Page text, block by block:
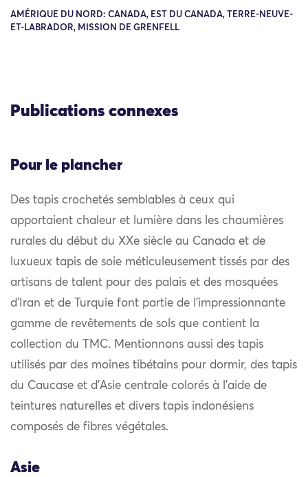
AMÉRIQUE DU NORD: CANADA, EST DU CANADA, TERRE-NEUVE-
ET-LABRADOR, MISSION DE GRENFELL
Publications connexes
Pour le plancher
Des tapis crochetés semblables à ceux qui
apportaient chaleur et lumière dans les chaumières
rurales du début du XXe siècle au Canada et de
luxueux tapis de soie méticuleusement tissés par des
artisans de talent pour des palais et des mosquées
d’Iran et de Turquie font partie de l’impressionnante
gamme de revêtements de sols que contient la
collection du TMC. Mentionnons aussi des tapis
utilisés par des moines tibétains pour dormir, des tapis
du Caucase et d’Asie centrale colorés à l’aide de
teintures naturelles et divers tapis indonésiens
composés de fibres végétales.
Asie